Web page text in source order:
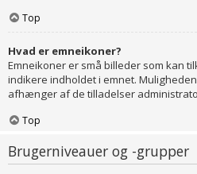
Top
Hvad er emneikoner?
Emneikoner er små billeder som kan
indikere indholdet i emnet.
afhænger af de tilladelser
Top
Brugerniveauer og -grupper